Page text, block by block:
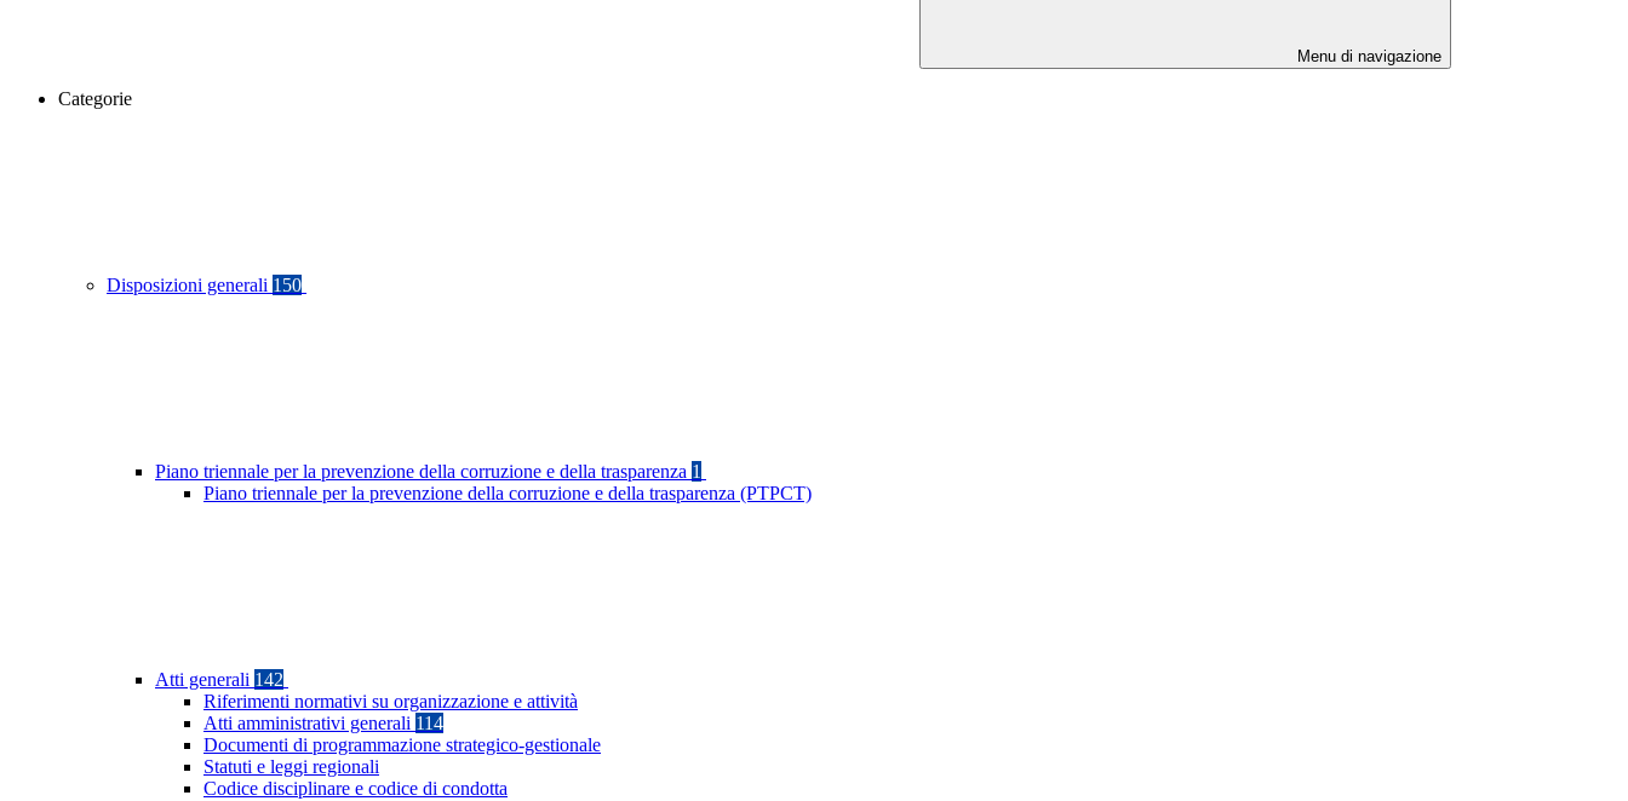
Menu di navigazione
Categorie
Disposizioni generali 150
Piano triennale per la prevenzione della corruzione e della trasparenza 1
Piano triennale per la prevenzione della corruzione e della trasparenza (PTPCT)
Atti generali 142
Riferimenti normativi su organizzazione e attività
Atti amministrativi generali 114
Documenti di programmazione strategico-gestionale
Statuti e leggi regionali
Codice disciplinare e codice di condotta